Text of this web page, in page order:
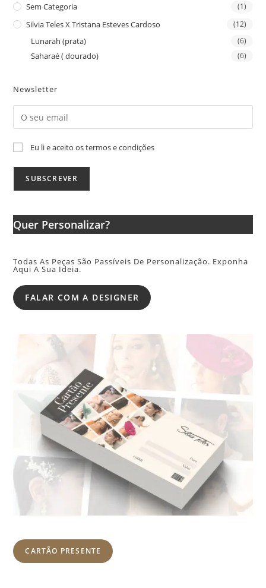
Sem Categoria (1)
Silvia Teles X Tristana Esteves Cardoso (12)
Lunarah (prata) (6)
Saharaé ( dourado) (6)
Newsletter
Eu li e aceito os termos e condições
Quer Personalizar?
Todas As Peças São Passíveis De Personalização. Exponha
Aqui A Sua Ideia.
FALAR COM A DESIGNER
CARTÃO PRESENTE